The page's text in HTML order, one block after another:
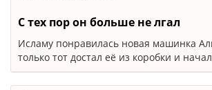
С тех пор он больше не лгал
Исламу понравилась новая машинка
только тот достал её из коробки и